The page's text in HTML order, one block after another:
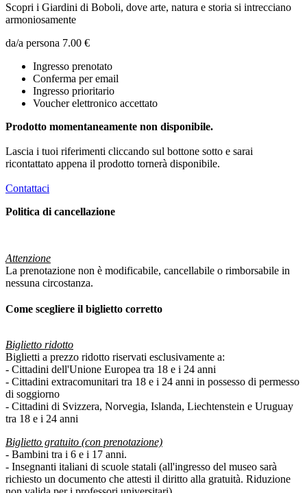
Scopri i Giardini di Boboli, dove arte, natura e storia si intrecciano
armoniosamente
da/a persona 7.00 €
Ingresso prenotato
Conferma per email
Ingresso prioritario
Voucher elettronico accettato
Prodotto momentaneamente non disponibile.
Lascia i tuoi riferimenti cliccando sul bottone sotto e sarai
ricontattato appena il prodotto tornerà disponibile.
Contattaci
Politica di cancellazione
Attenzione
La prenotazione non è modificabile, cancellabile o rimborsabile in
nessuna circostanza.
Come scegliere il biglietto corretto
Biglietto ridotto
Biglietti a prezzo ridotto riservati esclusivamente a:
- Cittadini dell'Unione Europea tra 18 e i 24 anni
- Cittadini extracomunitari tra 18 e i 24 anni in possesso di permesso
di soggiorno
- Cittadini di Svizzera, Norvegia, Islanda, Liechtenstein e Uruguay
tra 18 e i 24 anni
Biglietto gratuito (con prenotazione)
- Bambini tra i 6 e i 17 anni.
- Insegnanti italiani di scuole statali (all'ingresso del museo sarà
richiesto un documento che attesti il diritto alla gratuità. Riduzione